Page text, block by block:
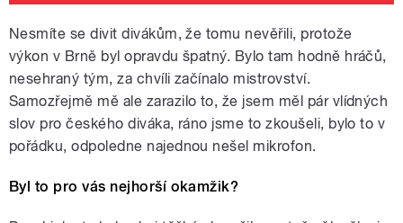
Nesmíte se divit divákům, že tomu nevěřili, protože
výkon v Brně byl opravdu špatný. Bylo tam hodně hráčů,
nesehraný tým, za chvíli začínalo mistrovství.
Samozřejmě mě ale zarazilo to, že jsem měl pár vlídných
slov pro českého diváka, ráno jsme to zkoušeli, bylo to v
pořádku, odpoledne najednou nešel mikrofon.
Byl to pro vás nejhorší okamžik?